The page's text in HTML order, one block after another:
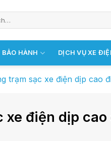
BẢO HÀNH DỊCH VỤ XE
trạm sạc xe điện dịp cao
điện dịp